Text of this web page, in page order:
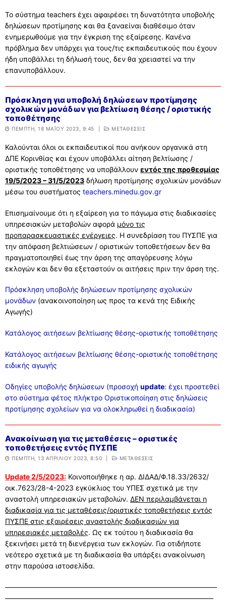
Το σύστημα teachers έχει αφαιρέσει τη δυνατότητα υποβολής
δηλώσεων προτίμησης και θα ξαναείναι διαθέσιμο όταν
ενημερωθούμε για την έγκριση της εξαίρεσης. Κανένα
πρόβλημα δεν υπάρχει για τους/τις εκπαιδευτικούς που έχουν
ήδη υποβάλλει τη δήλωσή τους, δεν θα χρειαστεί να την
επανυποβάλλουν.
Πρόσκληση για υποβολή δηλώσεων προτίμησης
σχολικών μονάδων για βελτίωση θέσης / οριστικής
τοποθέτησης
ΠΈΜΠΤΗ, 18 ΜΑΪ́ΟΥ 2023, 9:45 ΜΕΤΑΘΕΣΕΙΣ
Καλούνται όλοι οι εκπαιδευτικοί που ανήκουν οργανικά στη
ΔΠΕ Κορινθίας και έχουν υποβάλλει αίτηση βελτίωσης /
οριστικής τοποθέτησης να υποβάλλουν εντός της προθεσμίας
19/5/2023 – 31/5/2023 δήλωση προτίμησης σχολικών μονάδων
μέσω του συστήματος teachers.minedu.gov.gr
Επισημαίνουμε ότι η εξαίρεση για το πάγωμα στις διαδικασίες
υπηρεσιακών μεταβολών αφορά μόνο τις
προπαρασκευαστικές ενέργειες. Η συνεδρίαση του ΠΥΣΠΕ για
την απόφαση βελτιώσεων / οριστικών τοποθετήσεων δεν θα
πραγματοποιηθεί έως την άρση της απαγόρευσης λόγω
εκλογών και δεν θα εξεταστούν οι αιτήσεις πριν την άρση της.
Πρόσκληση υποβολής δηλώσεων προτίμησης σχολικών
μονάδων (ανακοινοποίηση ως προς τα κενά της Ειδικής
Αγωγής)
Κατάλογος αιτήσεων βελτίωσης θέσης-οριστικής τοποθέτησης
Κατάλογος αιτήσεων βελτίωσης θέσης-οριστικής τοποθέτησης
ειδικής αγωγής
Οδηγίες υποβολής δηλώσεων (προσοχή update: έχει προστεθεί
στο σύστημα φέτος πλήκτρο Οριστικοποίηση στις δηλώσεις
προτίμησης σχολείων για να ολοκληρωθεί η διαδικασία)
Ανακοίνωση για τις μεταθέσεις – οριστικές
τοποθετήσεις εντός ΠΥΣΠΕ
ΠΈΜΠΤΗ, 13 ΑΠΡΙΛΊΟΥ 2023, 8:50 ΜΕΤΑΘΕΣΕΙΣ
Update 2/5/2023: Κοινοποιήθηκε η αρ. ΔΙΔΑΔ/Φ.18.33/2632/
οικ.7623/28-4-2023 εγκύκλιος του ΥΠΕΣ σχετικά με την
αναστολή υπηρεσιακών μεταβολών. ΔΕΝ περιλαμβάνεται η
διαδικασία για τις μεταθέσεις/οριστικές τοποθετήσεις εντός
ΠΥΣΠΕ στις εξαιρέσεις αναστολής διαδικασιών για
υπηρεσιακές μεταβολές. Ως εκ τούτου η διαδικασία θα
ξεκινήσει μετά τη διενέργεια των εκλογών. Για οτιδήποτε
νεότερο σχετικά με τη διαδικασία θα υπάρξει ανακοίνωση
στην παρούσα ιστοσελίδα.
——————————————————————————————
—————————————————————————————–